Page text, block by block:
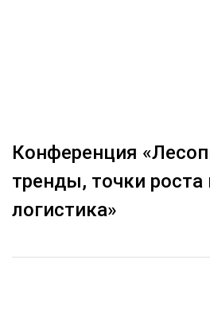
ЛЕСОВОССТАНОВЛЕНИЕ И ЗАЩИТА
ПОДБОРКИ СТАТЕЙ
Конференция
тренды, точки роста
логистика»